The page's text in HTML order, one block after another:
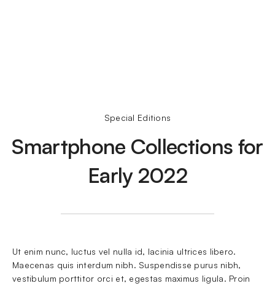
Special Editions
Smartphone Collections for
Early 2022
Ut enim nunc, luctus vel nulla id, lacinia ultrices libero.
Maecenas quis interdum nibh. Suspendisse purus nibh,
vestibulum porttitor orci et, egestas maximus ligula. Proin